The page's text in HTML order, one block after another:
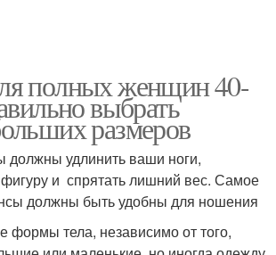
полных женщин 40-
выбрать
размеров
удлинить ваши ноги,
и спрятать лишний вес. Самое
должны быть удобны для ношения
формы тела, независимо от того,